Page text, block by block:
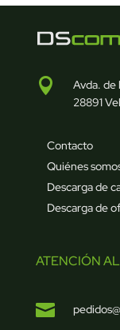

Avda. de
28891
Contacto
Quiénes
Descarga de
Descarga de
ATENCIÓN
